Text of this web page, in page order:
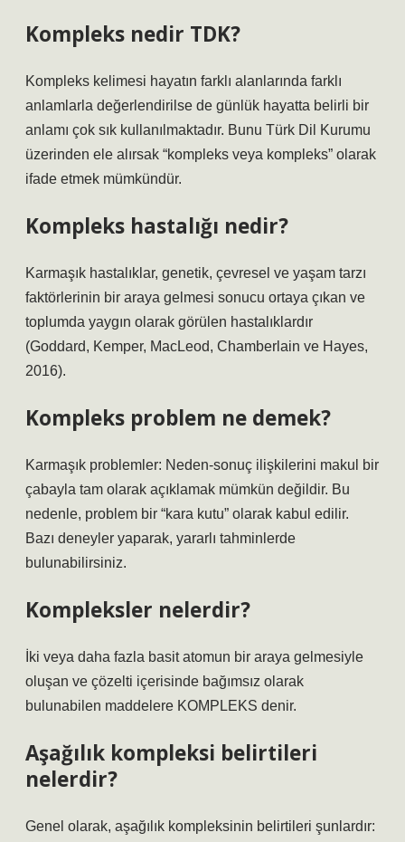
Kompleks nedir TDK?
Kompleks kelimesi hayatın farklı alanlarında farklı
anlamlarla değerlendirilse de günlük hayatta belirli bir
anlamı çok sık kullanılmaktadır. Bunu Türk Dil Kurumu
üzerinden ele alırsak “kompleks veya kompleks” olarak
ifade etmek mümkündür.
Kompleks hastalığı nedir?
Karmaşık hastalıklar, genetik, çevresel ve yaşam tarzı
faktörlerinin bir araya gelmesi sonucu ortaya çıkan ve
toplumda yaygın olarak görülen hastalıklardır
(Goddard, Kemper, MacLeod, Chamberlain ve Hayes,
2016).
Kompleks problem ne demek?
Karmaşık problemler: Neden-sonuç ilişkilerini makul bir
çabayla tam olarak açıklamak mümkün değildir. Bu
nedenle, problem bir “kara kutu” olarak kabul edilir.
Bazı deneyler yaparak, yararlı tahminlerde
bulunabilirsiniz.
Kompleksler nelerdir?
İki veya daha fazla basit atomun bir araya gelmesiyle
oluşan ve çözelti içerisinde bağımsız olarak
bulunabilen maddelere KOMPLEKS denir.
Aşağılık kompleksi belirtileri
nelerdir?
Genel olarak, aşağılık kompleksinin belirtileri şunlardır: